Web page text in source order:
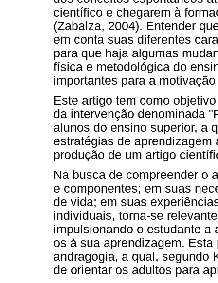
científico e chegarem à
(Zabalza, 2004). Entender
em conta suas diferentes
para que haja algumas
física e metodológica do
importantes para a
Este artigo tem como
da intervenção denominada
alunos do ensino superior, a
estratégias de
produção de um artigo
Na busca de compreender o
e componentes; em suas
de vida; em suas
individuais, torna-se
impulsionando o estudante a
os à sua aprendizagem.
andragogia, a qual, segundo
de orientar os adultos para